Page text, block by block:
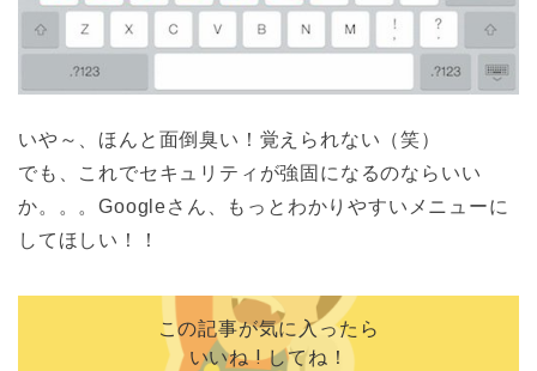
いや～、ほんと面倒臭い！覚えられない（笑）
でも、これでセキュリティが強固になるのならいい
か。。。Googleさん、もっとわかりやすいメニューに
してほしい！！
この記事が気に入ったら
いいね ! してね！